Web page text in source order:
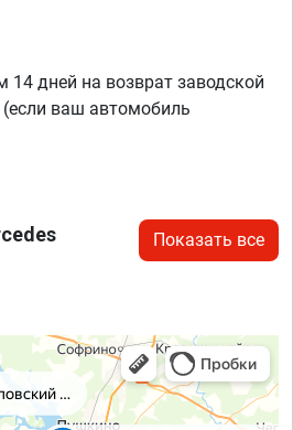
дней на возврат заводской
ваш автомобиль
Показать все